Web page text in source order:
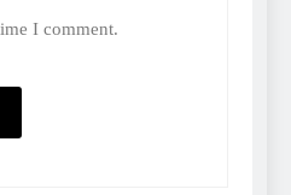
I comment.